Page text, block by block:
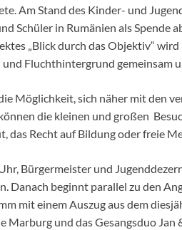
Am Stand des Kinder- und
Schüler in Rumänien als Spende
„Blick durch das Objektiv“
Fluchthintergrund gemeinsam
Möglichkeit, sich näher mit den
die kleinen und großen
das Recht auf Bildung oder freie
Bürgermeister und
Danach beginnt parallel zu den
mit einem Auszug aus dem
Marburg und das Gesangsduo Jan